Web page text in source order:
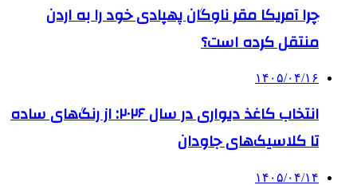
چرا آمریکا مقر ناوگان پهپادی خود را به اردن
منتقل کرده است؟
۱۴۰۵/۰۴/۱۶
انتخاب کاغذ دیواری در سال ۲۰۲۶: از رنگ‌های ساده
تا کلاسیک‌های جاودان
۱۴۰۵/۰۴/۱۴